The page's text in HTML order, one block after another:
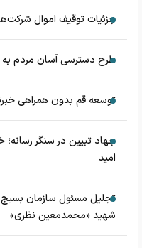
جزئیات توقیف اموال
طرح دسترسی آسان مردم به
توسعه قم بدون همراهی
جهاد تبیین در سنگر رسانه؛
امید
تجلیل مسئول سازمان بسیج
شهید «محمدمعین نظری»